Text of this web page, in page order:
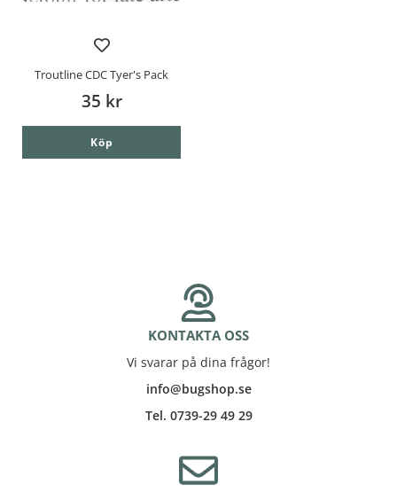
Troutline CDC Tyer's Pack
35 kr
Köp
KONTAKTA OSS
Vi svarar på dina frågor!
info@bugshop.se
Tel. 0739-29 49 29